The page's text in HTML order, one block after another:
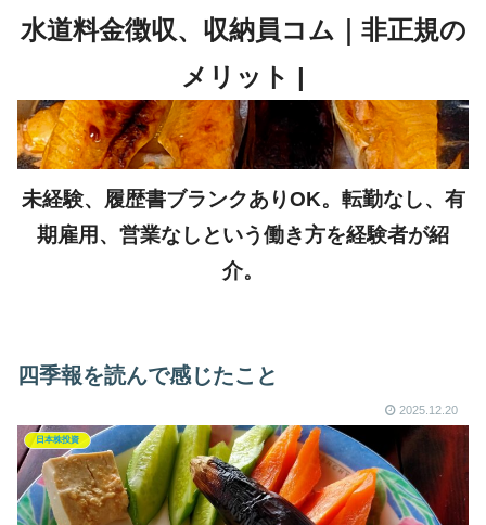
未経験、履歴書ブランクありOK。転勤なし、有
期雇用、営業なしという働き方を経験者が紹
介。
四季報を読んで感じたこと
2025.12.20
日本株投資